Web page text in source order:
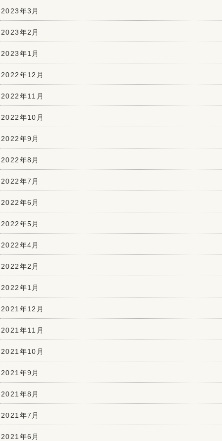
2023年3月
2023年2月
2023年1月
2022年12月
2022年11月
2022年10月
2022年9月
2022年8月
2022年7月
2022年6月
2022年5月
2022年4月
2022年2月
2022年1月
2021年12月
2021年11月
2021年10月
2021年9月
2021年8月
2021年7月
2021年6月